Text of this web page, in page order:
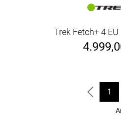
Trek Fetch+ 4
1